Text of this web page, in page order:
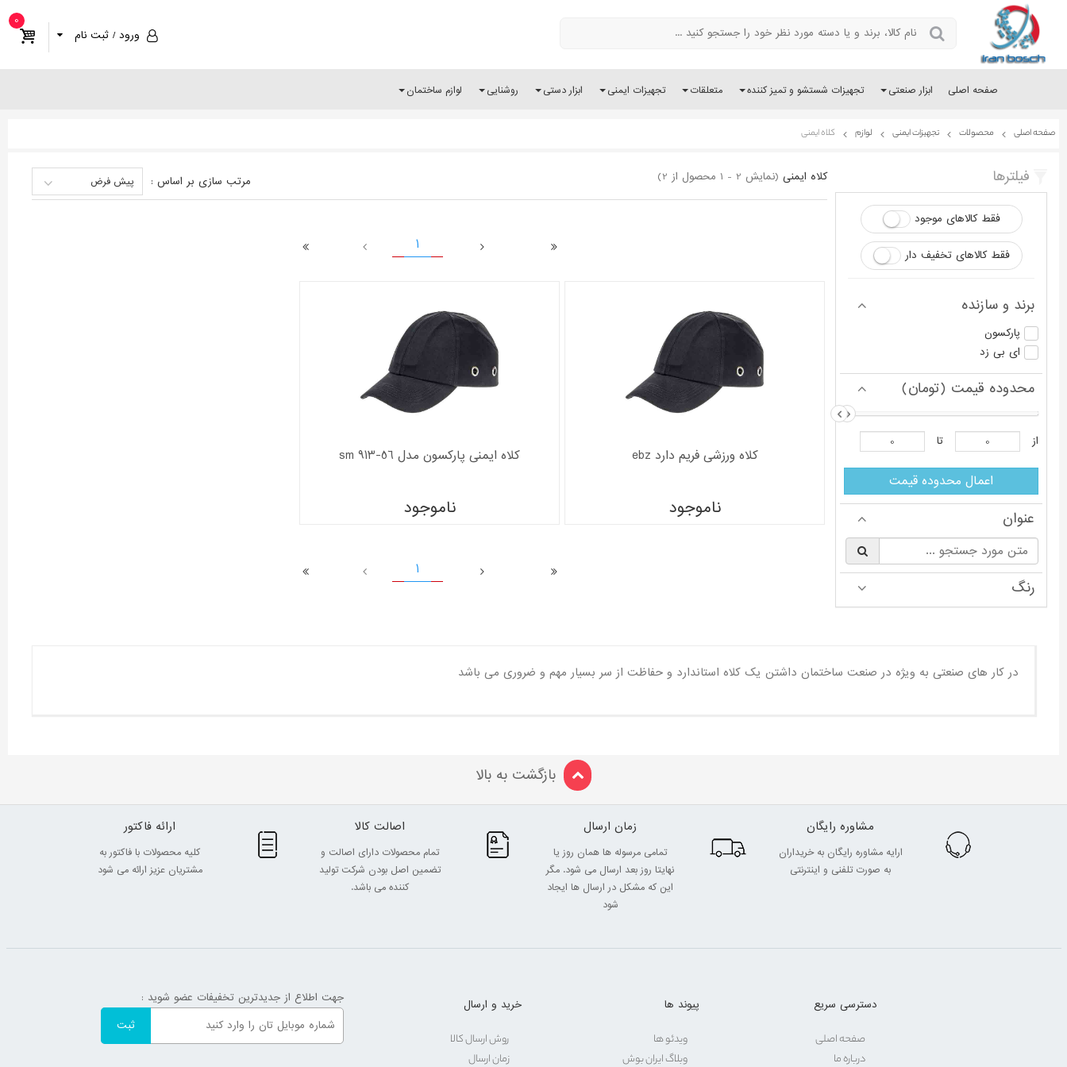
0
ورود / ثبت نام
صفحه اصلی ابزار صنعتی تجهیزات شستشو و تمیز کننده متعلقات تجهیزات ایمنی ابزار دستی روشنایی لوازم ساختمان
صفحه اصلی محصولات تجهیزات ایمنی لوازم کلاه ایمنی
فیلترها
فقط کالاهای موجود
فقط کالاهای تخفیف دار
برند و سازنده
پارکسون
ای بی زد
محدوده قیمت (تومان)
از تا
اعمال محدوده قیمت
عنوان
§
رنگ
کلاه ایمنی (نمایش 2 - 1 محصول از 2) مرتب سازی بر اساس: پیش فرض
1
کلاه ورزشی فریم دارد ebz
ناموجود
کلاه ایمنی پارکسون مدل sm 913-56
ناموجود
1
در کار های صنعتی به ویژه در صنعت ساختمان داشتن یک کلاه استاندارد و حفاظت از سر بسیار مهم و ضروری می باشد
بازگشت به بالا
مشاوره رایگان
ارایه مشاوره رایگان به خریداران
به صورت تلفنی و اینترنتی
زمان ارسال
تمامی مرسوله ها همان روز یا
نهایتا روز بعد ارسال می شود. مگر
این که مشکل در ارسال ها ایجاد
شود
اصالت کالا
تمام محصولات دارای اصالت و
تضمین اصل بودن شرکت تولید
کننده می باشد.
ارائه فاکتور
کلیه محصولات با فاکتور به
مشتریان عزیز ارائه می شود
دسترسی سریع
صفحه اصلی
درباره ما
پیوند ها
ویدئو ها
وبلاگ ایران بوش
خرید و ارسال
روش ارسال کالا
زمان ارسال
جهت اطلاع از جدیدترین تخفیفات عضو شوید :